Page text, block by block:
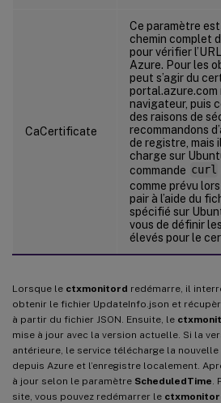
CaCertificate
Ce paramètre
chemin complet
pour vérifier
Azure. Pour les
peut s’agir du
portal.azure.com
navigateur, puis
des raisons de
recommandons
de registre, mais
charge sur
commande curl
comme prévu
pair à l’aide du
spécifié sur
vous de définir
élevés pour le
Lorsque le ctxmonitord redémarre, il
obtenir le fichier UpdateInfo.json et
à partir du fichier JSON. Ensuite, le
mise à jour avec la version actuelle. Si la
antérieure, le service télécharge la nouvelle
depuis Azure et l’enregistre localement.
à jour selon le paramètre ScheduledTime
site, vous pouvez redémarrer le